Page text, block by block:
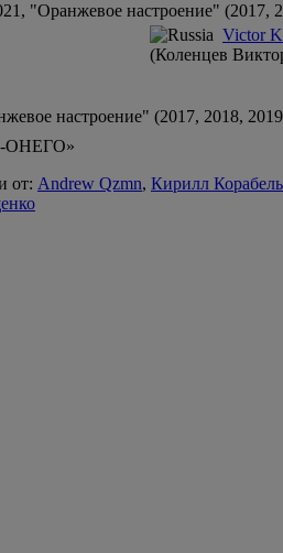
"Оранжевое настроение"
Victor
(Коленцев
настроение" (2017, 2018,
ОНЕГО»
от: Andrew Qzmn, Кирилл